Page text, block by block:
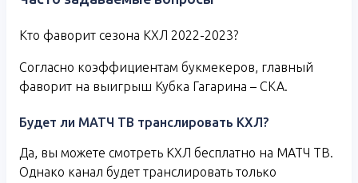
Кто фаворит сезона КХЛ 2022-2023?
Согласно коэффициентам букмекеров, главный
фаворит на выигрыш Кубка Гагарина – СКА.
Будет ли МАТЧ ТВ транслировать КХЛ?
Да, вы можете смотреть КХЛ бесплатно на МАТЧ ТВ.
Однако канал будет транслировать только